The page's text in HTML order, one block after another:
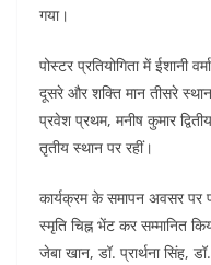
गया।
पोस्टर प्रतियोगिता में ईशानी
दूसरे और शक्ति मान तीसरे स्थान
प्रवेश प्रथम, मनीष कुमार
तृतीय स्थान पर रहीं।
कार्यक्रम के समापन अवसर पर
स्मृति चिह्न भेंट कर सम्मानित
जेबा खान, डॉ. प्रार्थना सिंह,